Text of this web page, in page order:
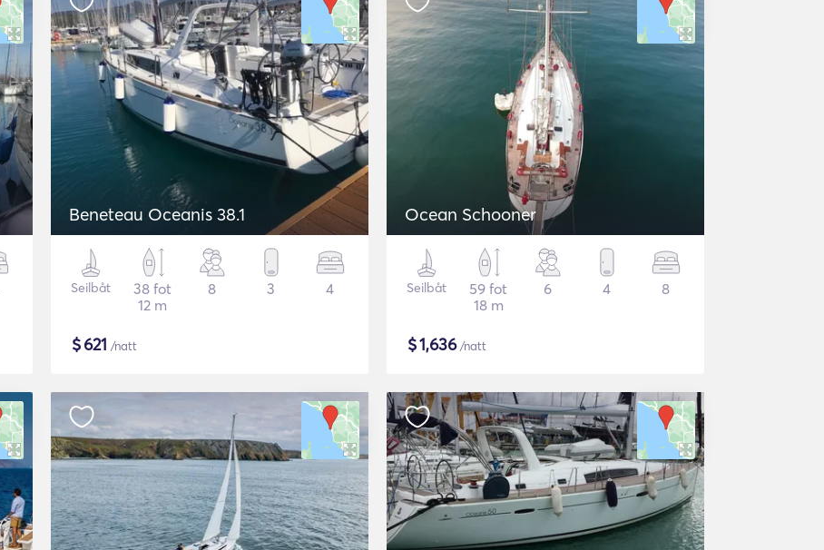
Beneteau Oceanis 38.1
Seilbåt
38 fot
12 m
8 3 4
$621 /natt
Ocean Schooner
Seilbåt
59 fot
18 m
6 4 8
$1,636/natt